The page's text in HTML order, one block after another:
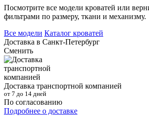
Посмотрите все модели кроватей или
фильтрами по размеру, ткани и механизму.
Все модели Каталог кроватей
Доставка в Санкт-Петербург
Сменить
Доставка транспортной компанией
от 7 до 14 дней
По согласованию
Подробнее о доставке